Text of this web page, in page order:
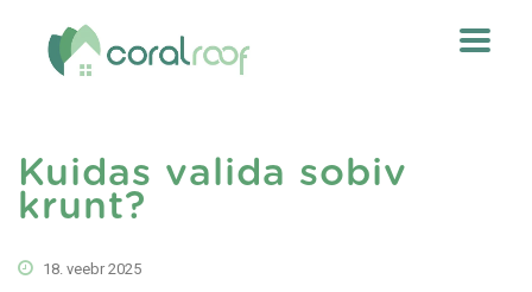
Kuidas valida sobiv
krunt?
18. veebr 2025